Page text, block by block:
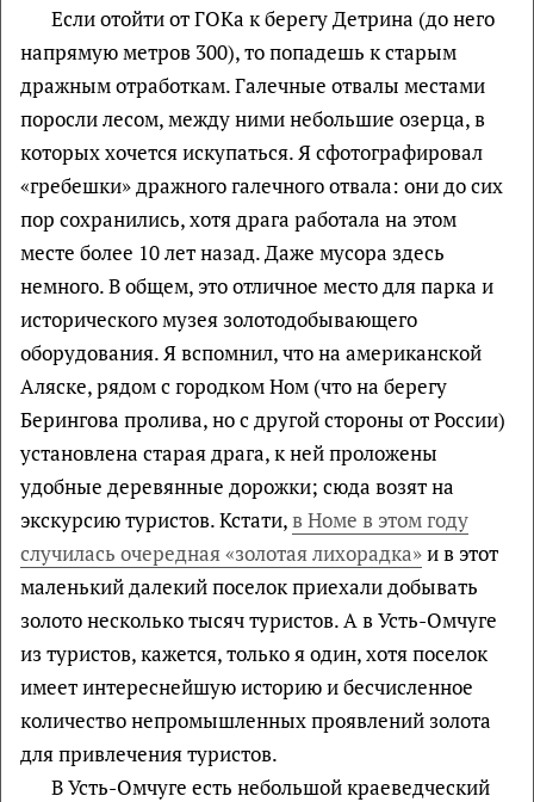
Если отойти от ГОКа к берегу Детрина (до него
напрямую метров 300), то попадешь к старым
дражным отработкам. Галечные отвалы местами
поросли лесом, между ними небольшие озерца, в
которых хочется искупаться. Я сфотографировал
«гребешки» дражного галечного отвала: они до сих
пор сохранились, хотя драга работала на этом
месте более 10 лет назад. Даже мусора здесь
немного. В общем, это отличное место для парка и
исторического музея золотодобывающего
оборудования. Я вспомнил, что на американской
Аляске, рядом с городком Ном (что на берегу
Берингова пролива, но с другой стороны от России)
установлена старая драга, к ней проложены
удобные деревянные дорожки; сюда возят на
экскурсию туристов. Кстати,в Номе в этом году
случилась очередная «золотая лихорадка»и в этот
маленький далекий поселок приехали добывать
золото несколько тысяч туристов. А в Усть-Омчуге
из туристов, кажется, только я один, хотя поселок
имеет интереснейшую историю и бесчисленное
количество непромышленных проявлений золота
для привлечения туристов.
В Усть-Омчуге есть небольшой краеведческий